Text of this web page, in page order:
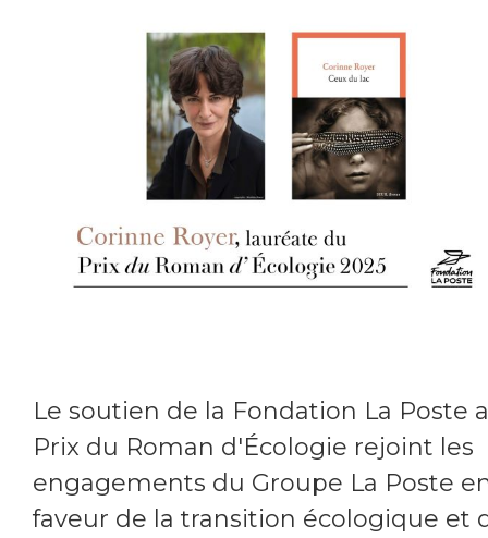
Le soutien de la Fondation La Poste
Prix du Roman d'Écologie rejoint les
engagements du Groupe La Poste
faveur de la transition écologique et